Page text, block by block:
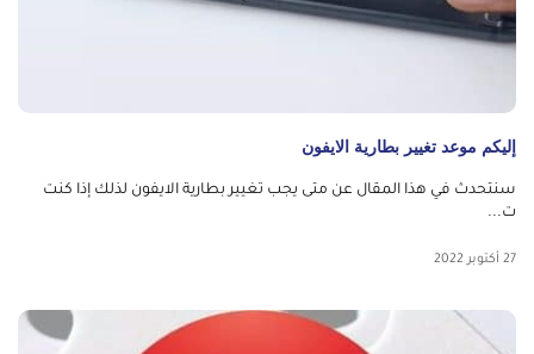
إليكم موعد تغيير بطارية الايفون
سنتحدث في هذا المقال عن متى يجب تغيير بطارية الايفون لذلك إذا كنت
ت...
27 أكتوبر 2022